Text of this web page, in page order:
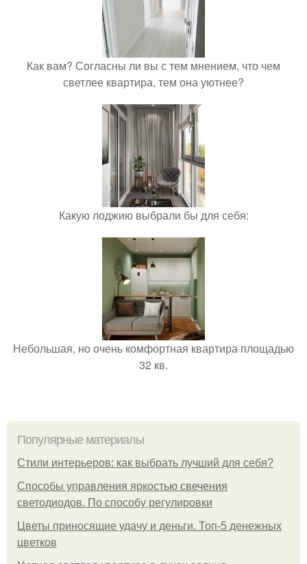
Как вам? Согласны ли вы с тем мнением, что чем
светлее квартира, тем она уютнее?
Какую лоджию выбрали бы для себя:
Небольшая, но очень комфортная квартира площадью
32 кв.
Популярные материалы
Стили интерьеров: как выбрать лучший для себя?
Способы управления яркостью свечения
светодиодов. По способу регулировки
Цветы приносящие удачу и деньги. Топ-5 денежных
цветков